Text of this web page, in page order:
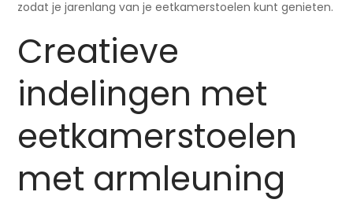
zodat je jarenlang van je eetkamerstoelen kunt genieten.
Creatieve
indelingen met
eetkamerstoelen
met armleuning